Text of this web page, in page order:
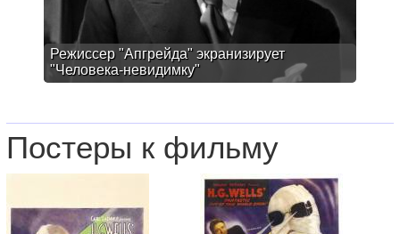
Режиссер "Апгрейда" экранизирует
"Человека-невидимку"
Постеры к фильму